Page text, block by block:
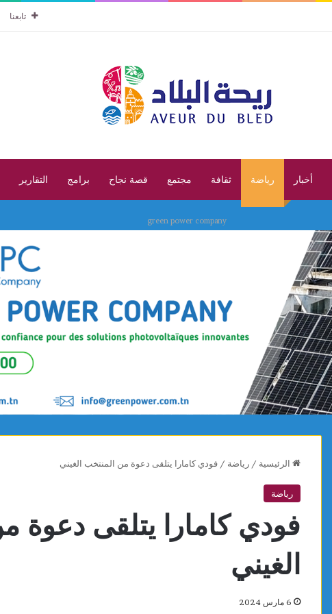
تابعنا
أخبار رياضة ثقافة مجتمع قصة نجاح برامج التقارير
green power company
الرئيسية / رياضة / فودي كامارا يتلقى دعوة من المنتخب الغيني
رياضة
فودي كامارا يتلقى دعوة
الغيني
6 مارس 2024